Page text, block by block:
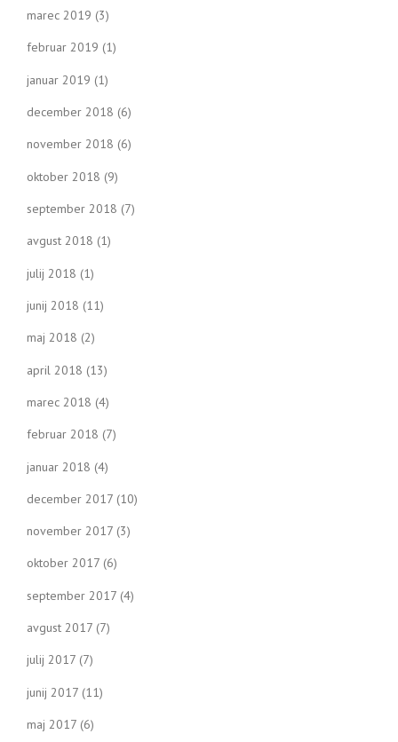
marec 2019 (3)
februar 2019 (1)
januar 2019 (1)
december 2018 (6)
november 2018 (6)
oktober 2018 (9)
september 2018 (7)
avgust 2018 (1)
julij 2018 (1)
junij 2018 (11)
maj 2018 (2)
april 2018 (13)
marec 2018 (4)
februar 2018 (7)
januar 2018 (4)
december 2017 (10)
november 2017 (3)
oktober 2017 (6)
september 2017 (4)
avgust 2017 (7)
julij 2017 (7)
junij 2017 (11)
maj 2017 (6)